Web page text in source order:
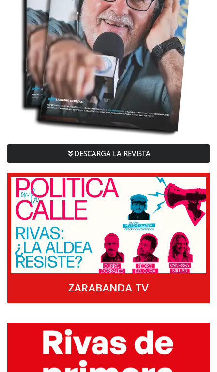
DESCARGA LA REVISTA
ZARABANDA TV